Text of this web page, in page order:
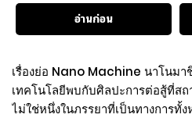
อ่านก่อน
เรื่องย่อ Nano Machine นาโนมา
เทคโนโลยีพบกับศิลปะการต่อสู้ที่ส
ไม่ใช่หนึ่งในภรรยาที่เป็นทางการทั้